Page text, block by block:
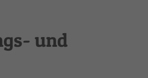
und